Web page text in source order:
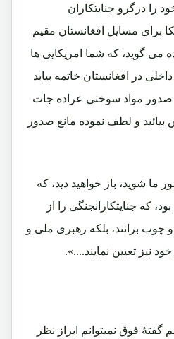
را درگرو جنایتکاران
برای مسایل افغانستان مقیم
می گوید، که شما امریکایی ها
در افغانستان خاتمه بیابد
صدور مواد سوختی عراده جات
بیائید و لطف نموده مانع صدور
شوید، باز خواهید دید، که
که جنایتکارانجنگی را از
چوب برانند، بلکه رهبری ملی و
نیز تعیین نمایند....».
فوق نمیتوانم ابراز نظر